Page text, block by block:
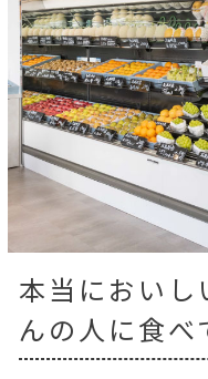
本当においし
んの人に食べ